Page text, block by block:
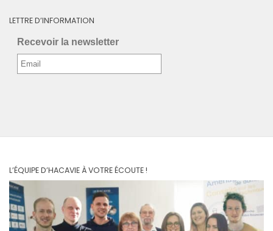
LETTRE D’INFORMATION
Recevoir la newsletter
L’ÉQUIPE D’HACAVIE À VOTRE ÉCOUTE !